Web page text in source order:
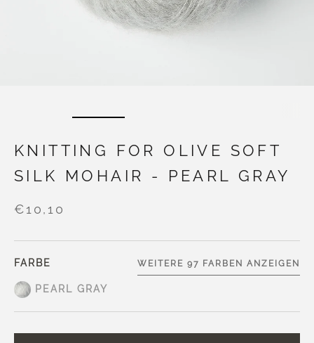
KNITTING FOR OLIVE SOFT
SILK MOHAIR - PEARL GRAY
€10,10
FARBE
PEARL GRAY
WEITERE 97 FARBEN ANZEIGEN